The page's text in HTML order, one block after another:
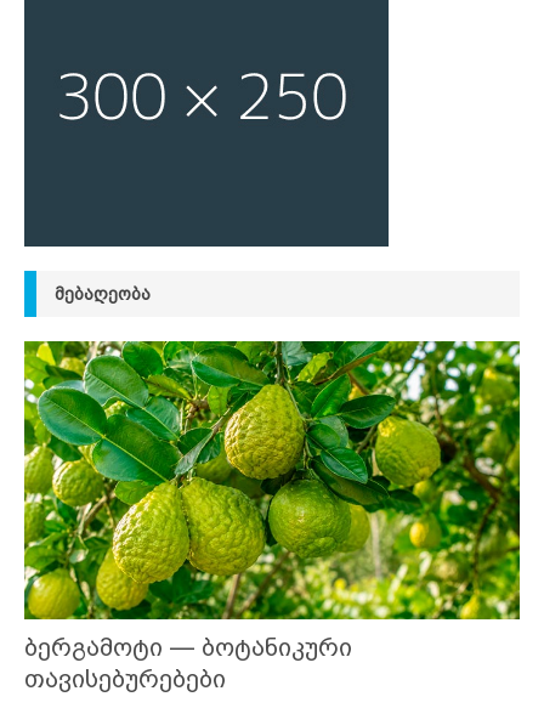
ᲛᲔᲑᲐᲦᲔᲝᲑᲐ
ბერგამოტი — ბოტანიკური
თავისებურებები